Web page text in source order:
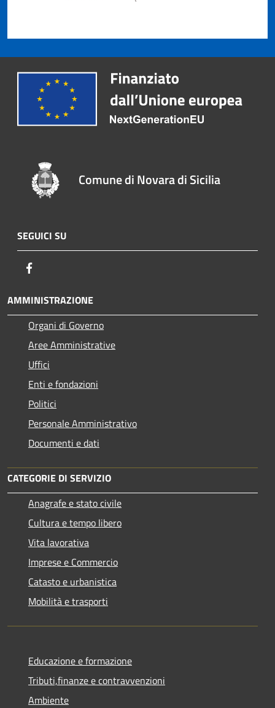
Comune di Novara di Sicilia
SEGUICI SU
AMMINISTRAZIONE
Organi di Governo
Aree Amministrative
Uffici
Enti e fondazioni
Politici
Personale Amministrativo
Documenti e dati
CATEGORIE DI SERVIZIO
Anagrafe e stato civile
Cultura e tempo libero
Vita lavorativa
Imprese e Commercio
Catasto e urbanistica
Mobilità e trasporti
Educazione e formazione
Tributi,finanze e contravvenzioni
Ambiente